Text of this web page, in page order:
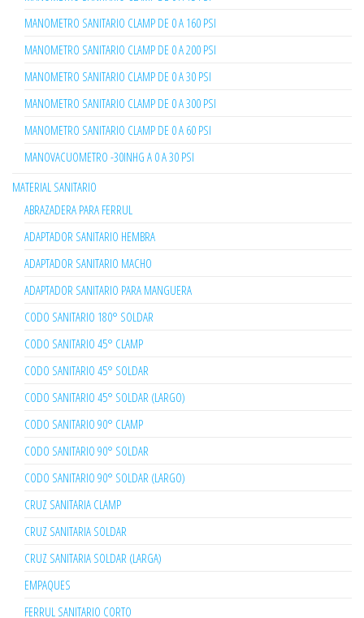
MANOMETRO SANITARIO CLAMP DE 0 A 160 PSI
MANOMETRO SANITARIO CLAMP DE 0 A 200 PSI
MANOMETRO SANITARIO CLAMP DE 0 A 30 PSI
MANOMETRO SANITARIO CLAMP DE 0 A 300 PSI
MANOMETRO SANITARIO CLAMP DE 0 A 60 PSI
MANOVACUOMETRO -30INHG A 0 A 30 PSI
MATERIAL SANITARIO
ABRAZADERA PARA FERRUL
ADAPTADOR SANITARIO HEMBRA
ADAPTADOR SANITARIO MACHO
ADAPTADOR SANITARIO PARA MANGUERA
CODO SANITARIO 180° SOLDAR
CODO SANITARIO 45° CLAMP
CODO SANITARIO 45° SOLDAR
CODO SANITARIO 45° SOLDAR (LARGO)
CODO SANITARIO 90° CLAMP
CODO SANITARIO 90° SOLDAR
CODO SANITARIO 90° SOLDAR (LARGO)
CRUZ SANITARIA CLAMP
CRUZ SANITARIA SOLDAR
CRUZ SANITARIA SOLDAR (LARGA)
EMPAQUES
FERRUL SANITARIO CORTO